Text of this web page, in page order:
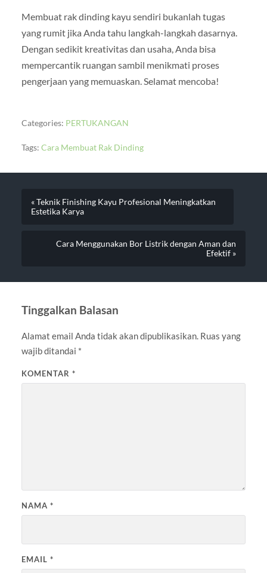
Membuat rak dinding kayu sendiri bukanlah tugas
yang rumit jika Anda tahu langkah-langkah dasarnya.
Dengan sedikit kreativitas dan usaha, Anda bisa
mempercantik ruangan sambil menikmati proses
pengerjaan yang memuaskan. Selamat mencoba!
Categories: PERTUKANGAN
Tags: Cara Membuat Rak Dinding
« Teknik Finishing Kayu Profesional Meningkatkan
Estetika Karya
Cara Menggunakan Bor Listrik dengan Aman dan
Efektif »
Tinggalkan Balasan
Alamat email Anda tidak akan dipublikasikan. Ruas yang
wajib ditandai *
KOMENTAR *
NAMA *
EMAIL *